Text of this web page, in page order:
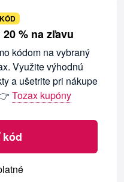
% na zľavu
kódom na vybraný
Využite výhodnú
a ušetrite pri nákupe
Tozax kupóny